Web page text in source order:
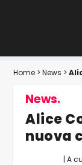
Home >News >
News.
Alice
nuova
| A